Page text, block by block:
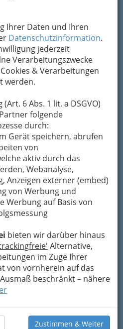
Ihrer Daten und Ihren
Datenschutzinformation.
jederzeit
Verarbeitungszwecke
& Verarbeitungen
werden.
6 Abs. 1 lit. a DSGVO)
folgende
durch:
Gerät speichern, abrufen
von
aktiv durch das
Webanalyse,
Anzeigen externer (embed)
von Werbung und
Werbung auf Basis von
bieten wir darüber hinaus
Alternative,
im Zuge Ihrer
von vornherein auf das
beschränkt – nähere
Zustimmen & Weiter
findet
in unserer
Platz. Vor allemdie
geben einenbesonders
Schmuck für
den Christbaumab.
wollen, müssen
gehen und benötigen
wir eine ganz
des